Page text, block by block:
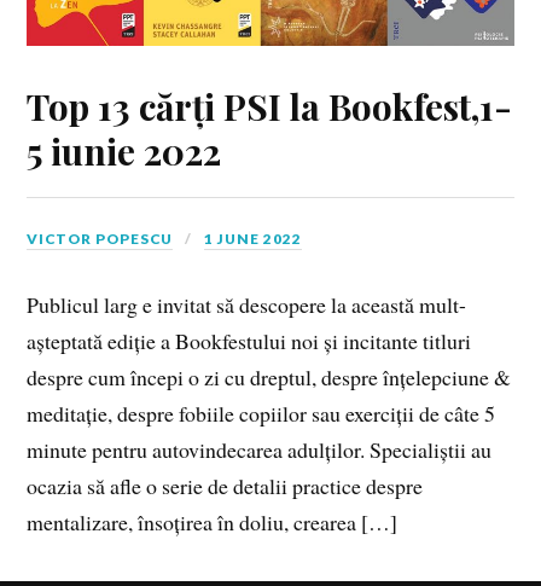
Top 13 cărți PSI la Bookfest,1-
5 iunie 2022
VICTOR POPESCU 1 JUNE 2022
Publicul larg e invitat să descopere la această mult-
așteptată ediție a Bookfestului noi și incitante titluri
despre cum începi o zi cu dreptul, despre înțelepciune &
meditație, despre fobiile copiilor sau exerciții de câte 5
minute pentru autovindecarea adulților. Specialiștii au
ocazia să afle o serie de detalii practice despre
mentalizare, însoțirea în doliu, crearea […]